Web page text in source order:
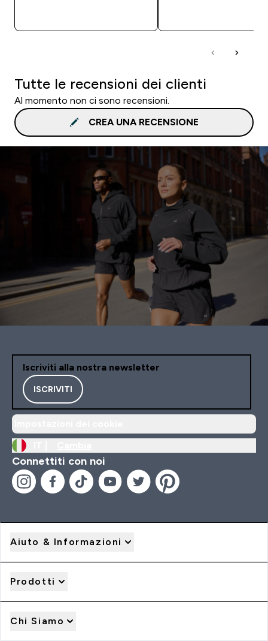
Tutte le recensioni dei clienti
Al momento non ci sono recensioni.
CREA UNA RECENSIONE
Iscriviti alla nostra newsletter
ISCRIVITI
Connettiti con noi
Aiuto & Informazioni
Prodotti
Chi Siamo